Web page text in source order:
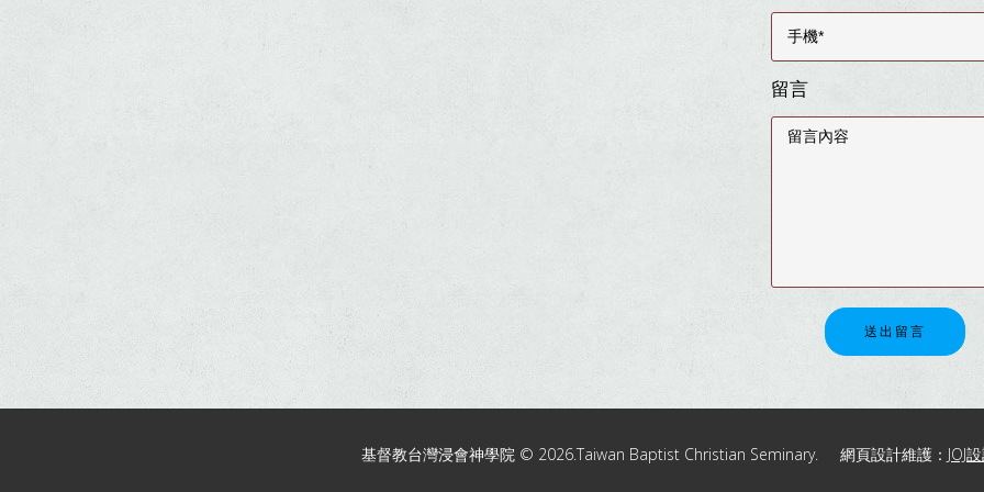
留言
送出留言
基督教台灣浸會神學院 © 2026.Taiwan Baptist Christian Seminary. 網頁設計維護： JOJ